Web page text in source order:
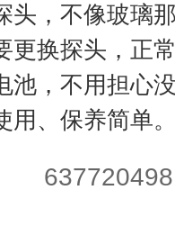
头，不像玻璃
更换探头，正
池，不用担心
用、保养简单。